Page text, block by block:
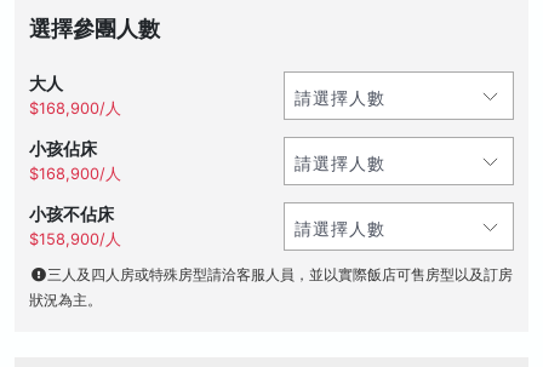
選擇參團人數
大人
$168,900/人
小孩佔床
$168,900/人
小孩不佔床
$158,900/人
三人及四人房或特殊房型請洽客服人員，並以實際飯店可售房型以及訂房
狀況為主。